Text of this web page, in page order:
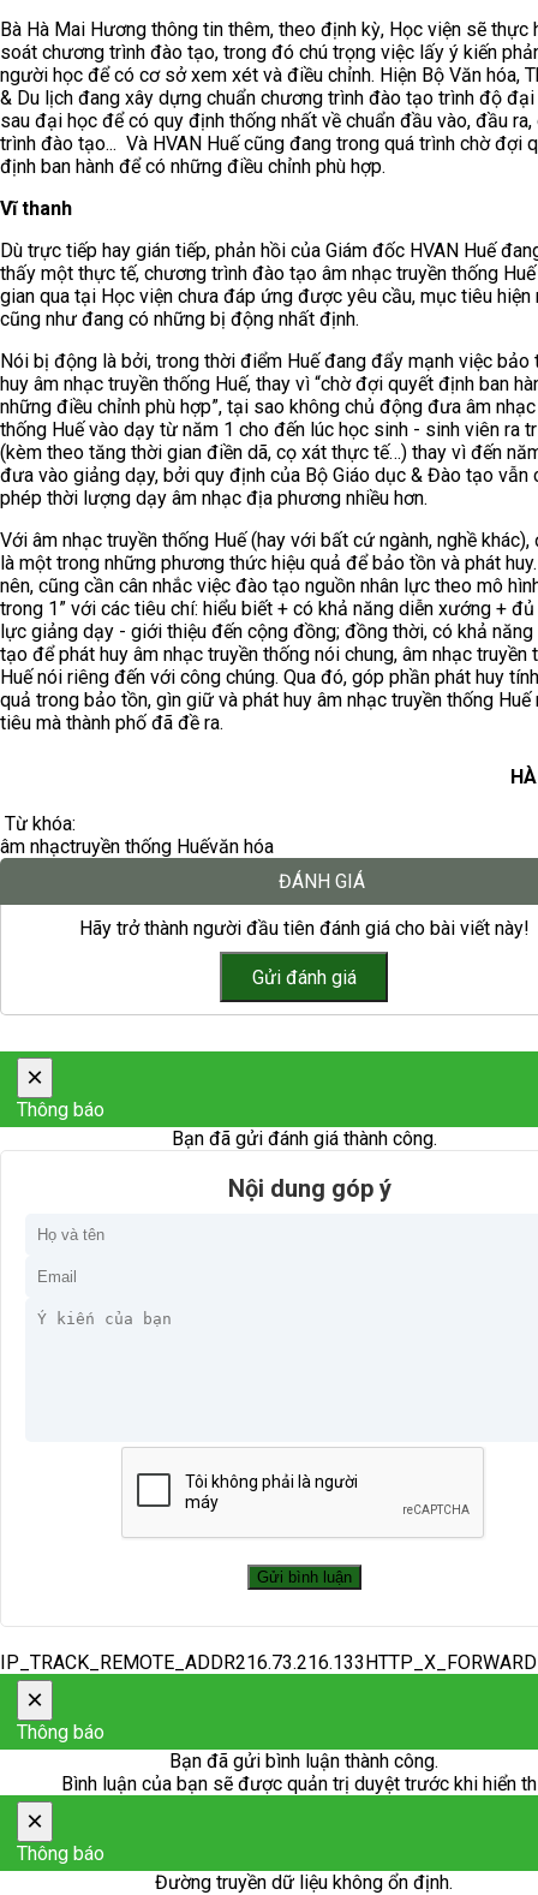
Bà Hà Mai Hương thông tin thêm, theo định kỳ, Học viện sẽ thực
soát chương trình đào tạo, trong đó chú trọng việc lấy ý kiến
người học để có cơ sở xem xét và điều chỉnh. Hiện Bộ Văn hóa,
& Du lịch đang xây dựng chuẩn chương trình đào tạo trình độ đại
sau đại học để có quy định thống nhất về chuẩn đầu vào, đầu
trình đào tạo... Và HVAN Huế cũng đang trong quá trình chờ đợi
định ban hành để có những điều chỉnh phù hợp.
Vĩ thanh
Dù trực tiếp hay gián tiếp, phản hồi của Giám đốc HVAN Huế
thấy một thực tế, chương trình đào tạo âm nhạc truyền thống
gian qua tại Học viện chưa đáp ứng được yêu cầu, mục tiêu hiện
cũng như đang có những bị động nhất định.
Nói bị động là bởi, trong thời điểm Huế đang đẩy mạnh việc bảo
huy âm nhạc truyền thống Huế, thay vì “chờ đợi quyết định ban
những điều chỉnh phù hợp”, tại sao không chủ động đưa âm
thống Huế vào dạy từ năm 1 cho đến lúc học sinh - sinh viên ra
(kèm theo tăng thời gian điền dã, cọ xát thực tế…) thay vì đến
đưa vào giảng dạy, bởi quy định của Bộ Giáo dục & Đào tạo vẫn
phép thời lượng dạy âm nhạc địa phương nhiều hơn.
Với âm nhạc truyền thống Huế (hay với bất cứ ngành, nghề
là một trong những phương thức hiệu quả để bảo tồn và phát
nên, cũng cần cân nhắc việc đào tạo nguồn nhân lực theo mô
trong 1” với các tiêu chí: hiểu biết + có khả năng diễn xướng +
lực giảng dạy - giới thiệu đến cộng đồng; đồng thời, có khả năng
tạo để phát huy âm nhạc truyền thống nói chung, âm nhạc truyền
Huế nói riêng đến với công chúng. Qua đó, góp phần phát huy
quả trong bảo tồn, gìn giữ và phát huy âm nhạc truyền thống Huế
tiêu mà thành phố đã đề ra.
Từ khóa:
âm nhạctruyền thống Huếvăn hóa
ĐÁNH GIÁ
Hãy trở thành người đầu tiên đánh giá cho bài viết này!
×
Thông báo
Bạn đã gửi đánh giá thành công.
Nội dung góp ý
×
Thông báo
Bạn đã gửi bình luận thành công.
Bình luận của bạn sẽ được quản trị duyệt trước khi hiển
×
Thông báo
Đường truyền dữ liệu không ổn định.